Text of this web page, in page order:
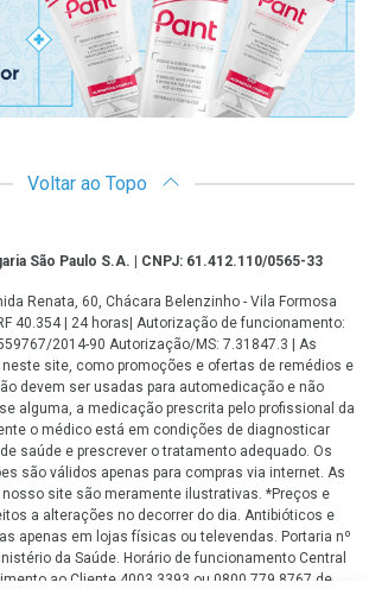
Voltar ao Topo
São Paulo S.A. | CNPJ: 61.412.110/0565-33
Renata, 60, Chácara Belenzinho - Vila Formosa
40.354 | 24 horas| Autorização de funcionamento:
2014-90 Autorização/MS: 7.31847.3 | As
site, como promoções e ofertas de remédios e
devem ser usadas para automedicação e não
alguma, a medicação prescrita pelo profissional da
o médico está em condições de diagnosticar
saúde e prescrever o tratamento adequado. Os
são válidos apenas para compras via internet. As
site são meramente ilustrativas. *Preços e
a alterações no decorrer do dia. Antibióticos e
apenas em lojas físicas ou televendas. Portaria nº
da Saúde. Horário de funcionamento Central
ao Cliente 4003 3393 ou 0800 779 8767 de